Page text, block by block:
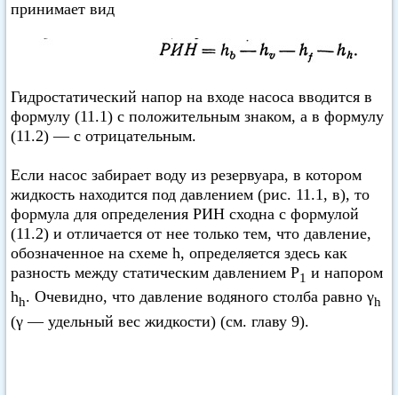
принимает вид
Гидростатический напор на входе насоса вводится в
формулу (11.1) с положительным знаком, а в формулу
(11.2) — с отрицательным.
Если насос забирает воду из резервуара, в котором
жидкость находится под давлением (рис. 11.1, в), то
формула для определения РИН сходна с формулой
(11.2) и отличается от нее только тем, что давление,
обозначенное на схеме h, определяется здесь как
разность между статическим давлением Р1 и напором
hh. Очевидно, что давление водяного столба равно γh
(γ — удельный вес жидкости) (см. главу 9).